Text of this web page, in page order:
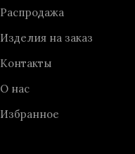
Распродажа
Изделия на заказ
Контакты
О нас
Избранное